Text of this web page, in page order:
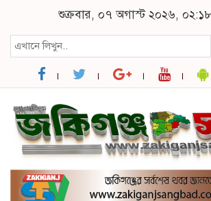
শুক্রবার, ০৭ অগাস্ট ২০২৬,